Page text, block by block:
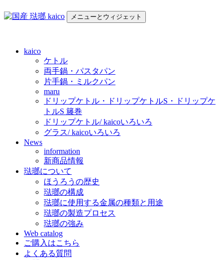
ン
メニューとウィジェット
kaico
ケトル
両手鍋・パスタパン
片手鍋・ミルクパン
maru
ドリップケトル・ドリップケトルS・ドリップケ
トルS 籐巻
ドリップケトル/ kaicoいろいろ
グラス/ kaicoいろいろ
News
information
新商品情報
琺瑯について
ほうろうの歴史
琺瑯の構成
琺瑯に使用する金属の種類と用途
琺瑯の製造プロセス
琺瑯の強み
Web catalog
ご購入はこちら
よくある質問